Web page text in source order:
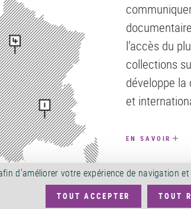
l’accès du
collections
développe
et
EN SAVOIR
d'améliorer votre expérience de navigation
TOUT ACCEPTER TOUT